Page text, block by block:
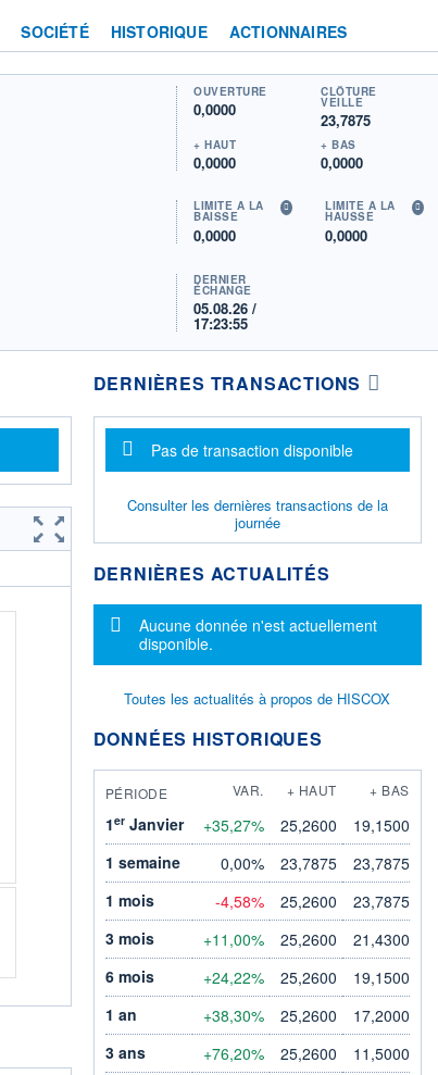
SOCIÉTÉ HISTORIQUE ACTIONNAIRES
OUVERTURE
0,0000
CLÔTURE
VEILLE
23,7875
+ HAUT
0,0000
+ BAS
0,0000
LIMITE À LA
BAISSE
0,0000
LIMITE À LA
HAUSSE
0,0000
DERNIER
ÉCHANGE
05.08.26 /
17:23:55
DERNIÈRES TRANSACTIONS
Message d'information
Pas de transaction disponible
Consulter les dernières transactions de la
journée
DERNIÈRES ACTUALITÉS
Message d'information
Aucune donnée n'est actuellement
disponible.
Toutes les actualités à propos de HISCOX
DONNÉES HISTORIQUES
PÉRIODE VAR. + HAUT + BAS
1erJanvier +35,27% 25,2600
19,1500
1 semaine
0,00% 23,7875
23,7875
1 mois
-4,58% 25,2600
23,7875
3 mois
+11,00% 25,2600
21,4300
6 mois
+24,22% 25,2600
19,1500
1 an
+38,30% 25,2600
17,2000
3 ans
+76,20% 25,2600
11,5000